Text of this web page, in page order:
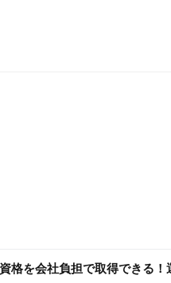
格を会社負担で取得できる